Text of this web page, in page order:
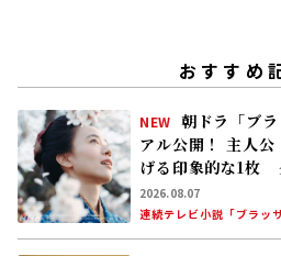
8/7(金)の「
するりん(見上愛)
中、黒川(平埜生
連続テレビ小説「風、薫
皆川猿時・連ドラ
す♪ろんりねす｣
愛流、岸本加世子が
人生でやり残した